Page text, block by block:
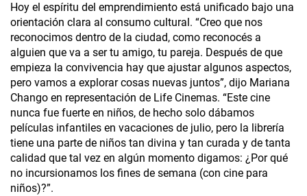
Hoy el espíritu del emprendimiento está unificado bajo una
orientación clara al consumo cultural. “Creo que nos
reconocimos dentro de la ciudad, como reconocés a
alguien que va a ser tu amigo, tu pareja. Después de que
empieza la convivencia hay que ajustar algunos aspectos,
pero vamos a explorar cosas nuevas juntos”, dijo Mariana
Chango en representación de Life Cinemas. “Este cine
nunca fue fuerte en niños, de hecho solo dábamos
películas infantiles en vacaciones de julio, pero la librería
tiene una parte de niños tan divina y tan curada y de tanta
calidad que tal vez en algún momento digamos: ¿Por qué
no incursionamos los fines de semana (con cine para
niños)?”.